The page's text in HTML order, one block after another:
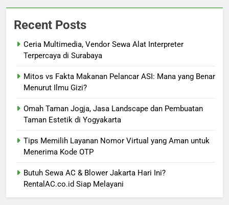
Recent Posts
Ceria Multimedia, Vendor Sewa Alat Interpreter
Terpercaya di Surabaya
Mitos vs Fakta Makanan Pelancar ASI: Mana yang Benar
Menurut Ilmu Gizi?
Omah Taman Jogja, Jasa Landscape dan Pembuatan
Taman Estetik di Yogyakarta
Tips Memilih Layanan Nomor Virtual yang Aman untuk
Menerima Kode OTP
Butuh Sewa AC & Blower Jakarta Hari Ini?
RentalAC.co.id Siap Melayani